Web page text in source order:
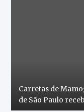
Carretas de
de São Paulo